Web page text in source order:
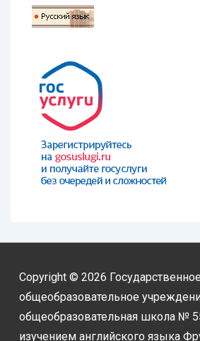
Copyright © 2026
общеобразовательное
общеобразовательная школа №
изучением английского языка